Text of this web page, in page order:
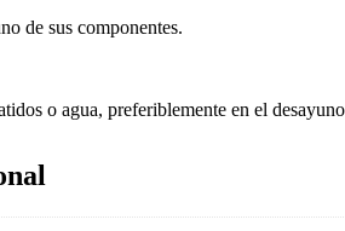
de sus componentes.
o agua, preferiblemente en el